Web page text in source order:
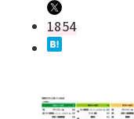
1854